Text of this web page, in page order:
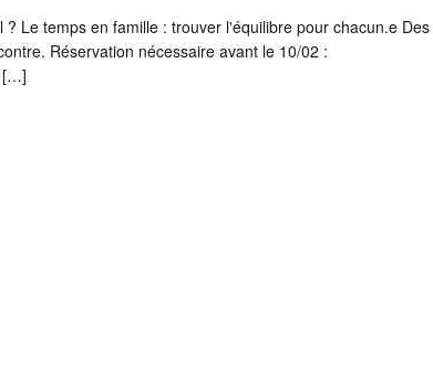
Le temps en famille : trouver l'équilibre pour chacun.e Des
Réservation nécessaire avant le 10/02 :
[…]